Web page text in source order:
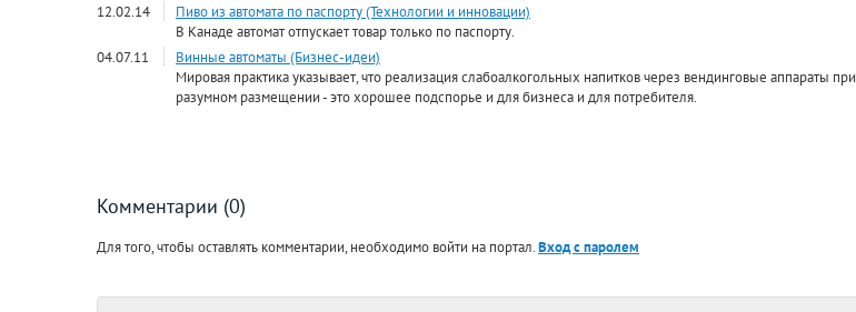
12.02.14
Пиво из автомата по паспорту (Технологии и инновации)
В Канаде автомат отпускает товар только по паспорту.
04.07.11
Винные автоматы (Бизнес-идеи)
Мировая практика указывает, что реализация слабоалкогольных напитков через вендинговые аппараты при
разумном размещении - это хорошее подспорье и для бизнеса и для потребителя.
Комментарии (0)
Для того, чтобы оставлять комментарии, необходимо войти на портал.Вход с паролем